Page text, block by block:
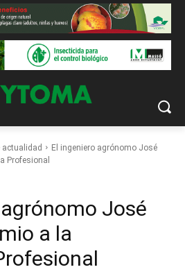
actualidad
El ingeniero agrónomo José
Profesional
José
a la